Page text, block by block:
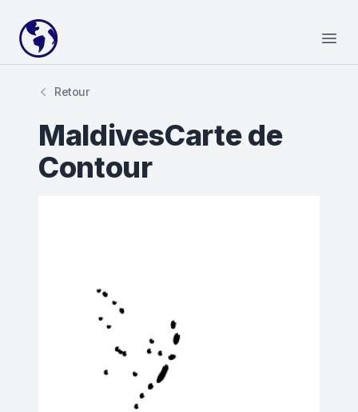
Your Company
Retour
MaldivesCarte de
Contour